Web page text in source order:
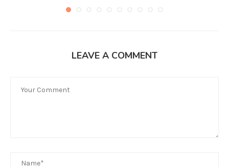
LEAVE A COMMENT